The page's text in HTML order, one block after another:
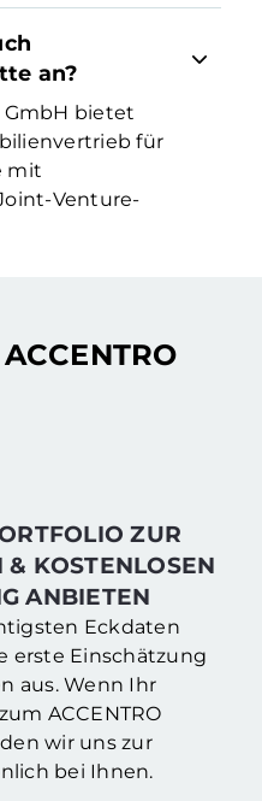
an?
GmbH bietet
für
mit
Venture-
ZUR
KOSTENLOSEN
ANBIETEN
Eckdaten
erste Einschätzung
aus. Wenn Ihr
ACCENTRO
wir uns zur
bei Ihnen.